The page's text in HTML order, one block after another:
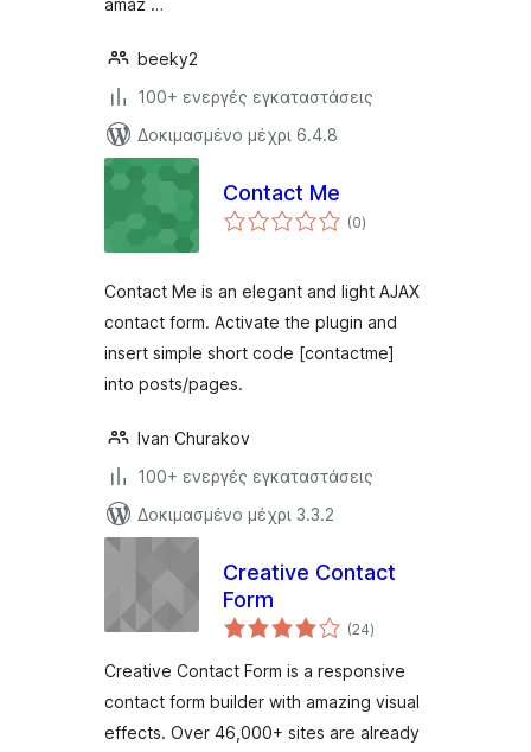
amaz …
beeky2
100+ ενεργές εγκαταστάσεις
Δοκιμασμένο μέχρι 6.4.8
Contact Me
(0αξιολογήσεις
σύνολο
)
Contact Me is an elegant and light AJAX
contact form. Activate the plugin and
insert simple short code [contactme]
into posts/pages.
Ivan Churakov
100+ ενεργές εγκαταστάσεις
Δοκιμασμένο μέχρι 3.3.2
Creative Contact
Form
(24αξιολογήσεις
σύνολο
)
Creative Contact Form is a responsive
contact form builder with amazing visual
effects. Over 46,000+ sites are already